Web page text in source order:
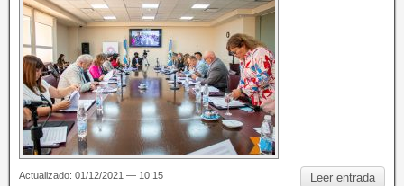
Leer entrada
Actualizado: 01/12/2021 — 10:15